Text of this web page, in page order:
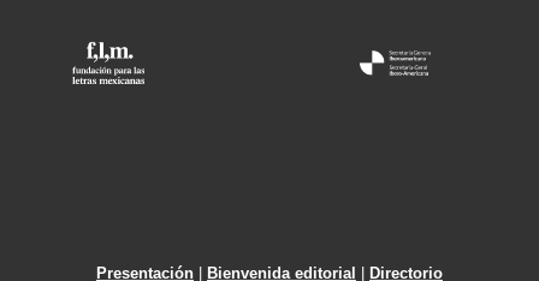
Presentación Bienvenida editorial Directorio